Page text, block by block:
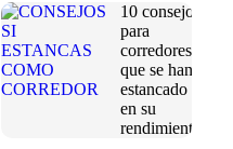
10 consejos
para
corredores
que se han
estancado
en su
rendimiento